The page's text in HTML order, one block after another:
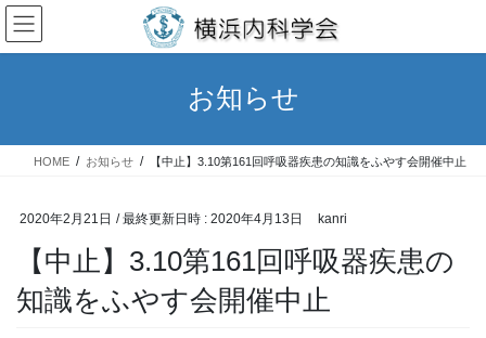
コ
ン
テ
ス
ナ
ビ
ゲ
ン
お知らせ
HOME お知らせ 【中止】3.10第161回呼吸器疾患の知識をふやす会開催中止
2020年2月21日 / 最終更新日時 : 2020年4月13日 kanri
【中止】3.10第161回呼吸器疾患の
知識をふやす会開催中止